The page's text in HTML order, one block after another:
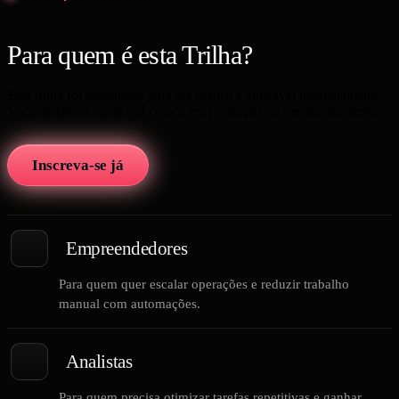
Para quem é esta Trilha?
Inscreva-se já
Empreendedores
Para quem quer escalar operações e reduzir trabalho
manual com automações.
Analistas